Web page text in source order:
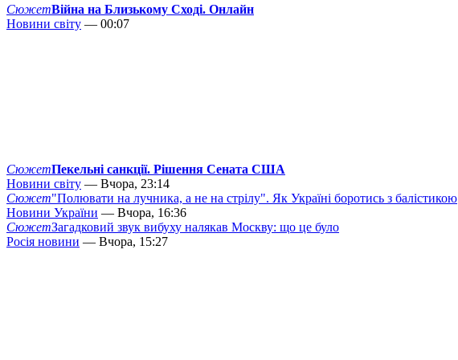
СюжетВійна на Близькому Сході. Онлайн
Новини світу — 00:07
СюжетПекельні санкції. Рішення Сената США
Новини світу — Вчора, 23:14
Сюжет"Полювати на лучника, а не на стрілу". Як Україні боротись з балістикою
Новини України — Вчора, 16:36
СюжетЗагадковий звук вибуху налякав Москву: що це було
Росія новини — Вчора, 15:27